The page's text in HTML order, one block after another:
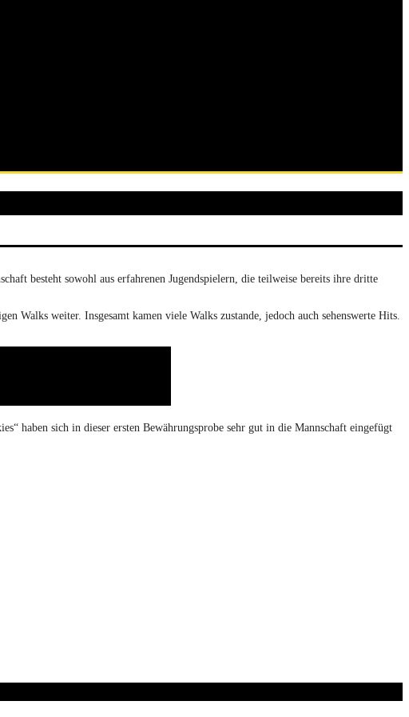
besteht sowohl aus erfahrenen Jugendspielern, die teilweise bereits ihre dritte
Walks weiter. Insgesamt kamen viele Walks zustande, jedoch auch sehenswerte Hits.
haben sich in dieser ersten Bewährungsprobe sehr gut in die Mannschaft eingefügt